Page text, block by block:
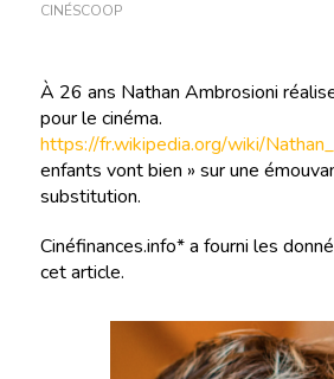
CINÉSCOOP
À 26 ans Nathan Ambrosioni
pour le cinéma.
https://fr.wikipedia.org/wiki/
enfants vont bien » sur une
substitution.
Cinéfinances.info* a fourni les
cet article.